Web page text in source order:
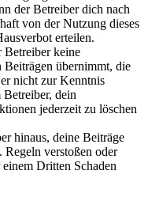
der Betreiber dich nach
von der Nutzung dieses
erteilen.
Betreiber keine
übernimmt, die
nicht zur Kenntnis
Betreiber, dein
jederzeit zu löschen
hinaus, deine Beiträge
Regeln verstoßen oder
Dritten Schaden